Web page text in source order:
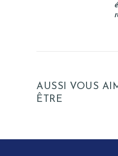
AUSSI VOUS
ÊTRE